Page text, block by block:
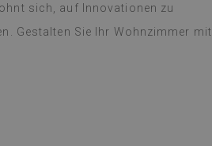
sich, auf Innovationen zu
Gestalten Sie Ihr Wohnzimmer mit